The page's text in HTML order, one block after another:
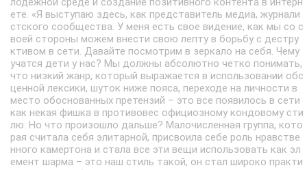
ете. «Я выступаю здесь, как представитель медиа, журнали
стского сообщества. У меня есть свое видение, как мы со с
воей стороны можем внести свою лепту в борьбу с дестру
ктивом в сети. Давайте посмотрим в зеркало на себя. Чему
учатся дети у нас? Мы должны абсолютно четко понимать,
что низкий жанр, который выражается в использовании обс
ценной лексики, шуток ниже пояса, переходе на личности в
место обоснованных претензий – это все появилось в сети
как некая фишка в противовес официозному кондовому сти
лю. Но что произошло дальше? Малочисленная группа, кото
рая считала себя элитарной, присвоила себе роль нравстве
нного камертона и стала все эти вещи использовать как эл
емент шарма – это наш стиль такой, он стал широко практи